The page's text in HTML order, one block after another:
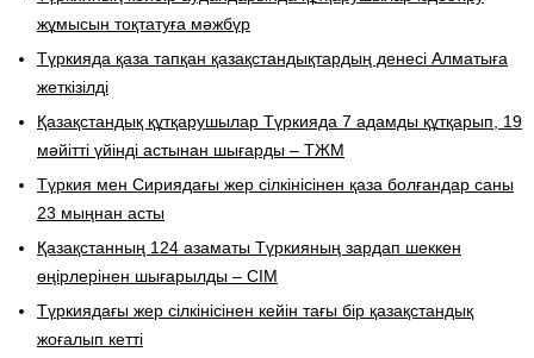
жұмысын тоқтатуға мәжбүр
Түркияда қаза тапқан қазақстандықтардың денесі Алматыға
жеткізілді
Қазақстандық құтқарушылар Түркияда 7 адамды құтқарып, 19
мәйітті үйінді астынан шығарды – ТЖМ
Түркия мен Сириядағы жер сілкінісінен қаза болғандар саны
23 мыңнан асты
Қазақстанның 124 азаматы Түркияның зардап шеккен
өңірлерінен шығарылды – СІМ
Түркиядағы жер сілкінісінен кейін тағы бір қазақстандық
жоғалып кетті